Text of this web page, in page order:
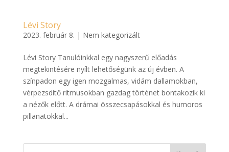
Lévi Story
2023. február 8. | Nem kategorizált
Lévi Story Tanulóinkkal egy nagyszerű előadás
megtekintésére nyílt lehetőségünk az új évben. A
színpadon egy igen mozgalmas, vidám dallamokban,
vérpezsdítő ritmusokban gazdag történet bontakozik ki
a nézők előtt. A drámai összecsapásokkal és humoros
pillanatokkal...